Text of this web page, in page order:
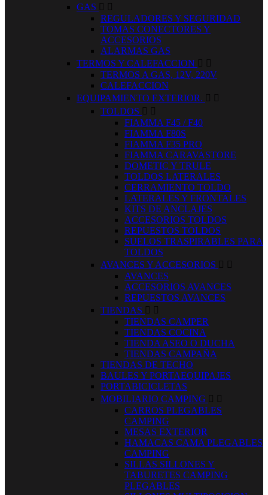
GAS  
REGULADORES Y SEGURIDAD
TOMAS CONECTORES Y
ACCESORIOS
ALARMAS GAS
TERMOS Y CALEFACCION  
TERMOS A GAS, 12V, 220V
CALEFACCION
EQUIPAMIENTO EXTERIOR.  
TOLDOS  
FIAMMA F45 / F40
FIAMMA F80S
FIAMMA F35 PRO
FIAMMA CARAVASTORE
DOMETIC Y TRULE
TOLDOS LATERALES
CERRAMIENTO TOLDO
LATERALES Y FRONTALES
KITS DE ANCLAJES
ACCESORIOS TOLDOS
REPUESTOS TOLDOS
SUELOS TRASPIRABLES PARA
TOLDOS
AVANCES Y ACCESORIOS  
AVANCES
ACCESORIOS AVANCES
REPUESTOS AVANCES
TIENDAS  
TIENDAS CAMPER
TIENDAS COCINA
TIENDA ASEO O DUCHA
TIENDAS CAMPAÑA
TIENDAS DE TECHO
BAULES Y PORTAEQUIPAJES
PORTABICICLETAS
MOBILIARIO CAMPING  
CARROS PLEGABLES
CAMPING
MESAS EXTERIOR
HAMACAS CAMA PLEGABLES
CAMPING
SILLAS SILLONES Y
TABURETES CAMPING
PLEGABLES